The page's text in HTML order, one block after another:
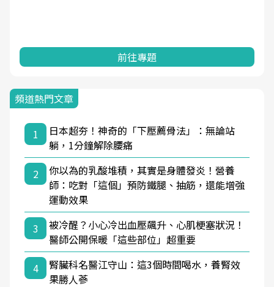
前往專題
頻道熱門文章
1
日本超夯！神奇的「下壓薦骨法」：無論站
躺，1分鐘解除腰痛
2
你以為的乳酸堆積，其實是身體發炎！營養
師：吃對「這個」預防鐵腿、抽筋，還能增強
運動效果
3
被冷醒？小心冷出血壓飆升、心肌梗塞狀況！
醫師公開保暖「這些部位」超重要
4
腎臟科名醫江守山：這3個時間喝水，養腎效
果勝人蔘